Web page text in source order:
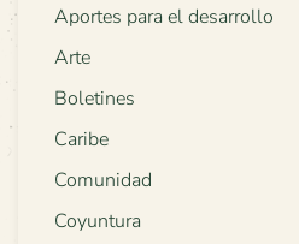
Aportes para el desarrollo
Arte
Boletines
Caribe
Comunidad
Coyuntura